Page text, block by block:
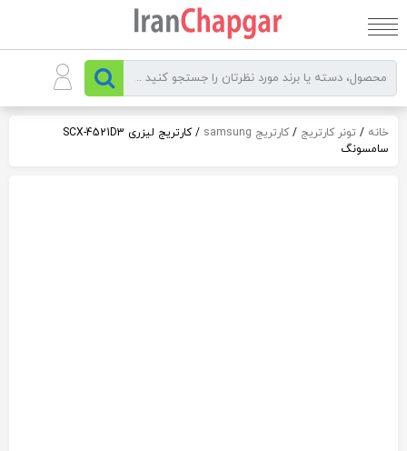
به
خانه / تونر کارتریج / کارتریج samsung
/ کارتریج لیزری SCX-4521D3
سامسونگ